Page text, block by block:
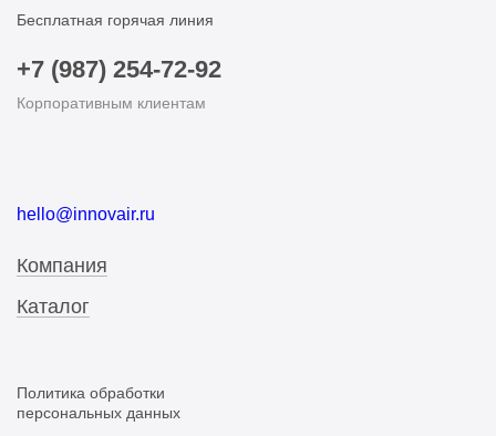
Бесплатная горячая линия
+7 (987) 254-72-92
Корпоративным клиентам
hello@innovair.ru
Компания
Каталог
Политика обработки
персональных данных